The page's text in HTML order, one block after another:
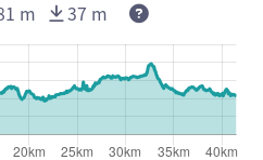
m 37 m Deze